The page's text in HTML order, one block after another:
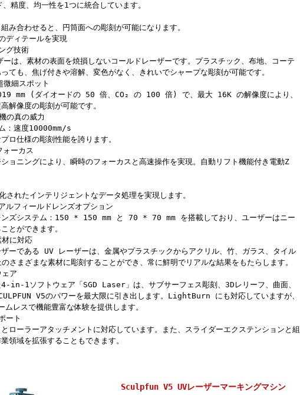
精度、均一性を1つに統合しています。
み合わせると、円筒面への彫刻が可能になります。
ディテールを実現
グ技術
ーは、素材の表面を焼損しないコールドレーザーです。プラスチック、布地、コーテ
ても、焦げ付きや溶解、変色がなく、きれいでシャープな彫刻が可能です。
細スポット
mm (ダイオードの 50 倍、CO₂ の 100 倍) で、最大 16K の解像度により、
解像度の彫刻が可能です。
の真の威力
：速度10000mm/s
ロ仕様の彫刻性能を誇ります。
ォーカス
ョニングにより、瞬時のフォーカスと高速操作を実現。自動リフト機能付き電動Z
されたインテリジェントなデータ処理を実現します。
ルフィールドレンズオプション
ンズシステム：150 * 150 mm と 70 * 70 mm を搭載しており、ユーザーはニー
とができます。
に対応
ーである UV レーザーは、金属やプラスチックからアクリル、竹、ガラス、タイル
さまざまな素材に彫刻することができ、常に鮮明でリアルな結果をもたらします。
ア
4-in-1ソフトウェア「SGD Laser」は、サブサーフェス彫刻、3Dレリーフ、曲面、
V5のパワーを最大限に引き出します。LightBurn にも対応していますが、
レスで機能豊富な体験を提供します。
ート
ローラーアタッチメントに対応しています。また、スライダーエクステンションと組
領域を拡張することもできます。
Sculpfun V5 UVレーザーマーキングマシン